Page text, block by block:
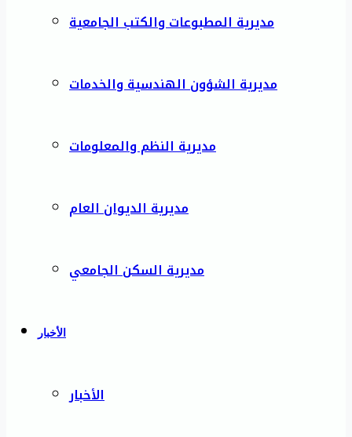
مديرية المطبوعات والكتب الجامعية
مديرية الشؤون الهندسية والخدمات
مديرية النظم والمعلومات
مديرية الديوان العام
مديرية السكن الجامعي
الأخبار
الأخبار